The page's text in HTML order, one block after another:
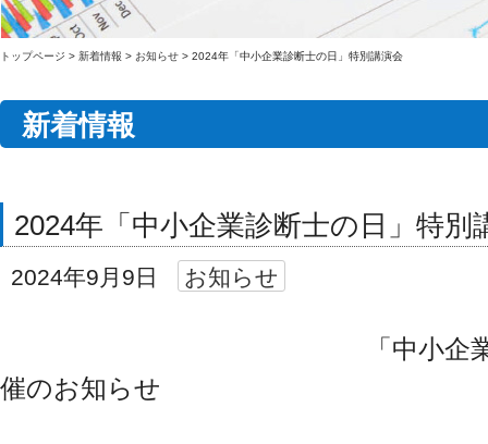
トップページ > 新着情報 > お知らせ > 2024年「中小企業診断士の日」特別講演会
新着情報
2024年「中小企業診断士の日」特別
2024年9月9日 お知らせ
「中小企業診断士の
催のお知らせ